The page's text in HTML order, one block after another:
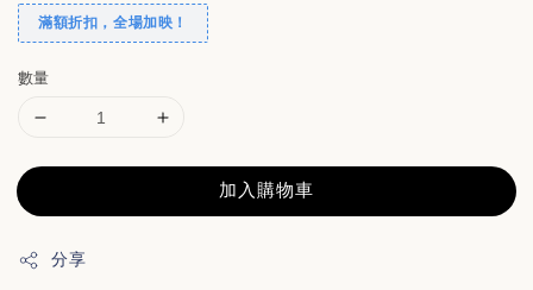
滿額折扣，全場加映！
數量
加入購物車
分享